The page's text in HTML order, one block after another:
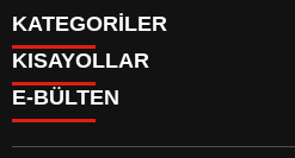
KATEGORİLER
GÜNDEM
SİYASET
KISAYOLLAR
GÜNDEM
SİYASET
E-BÜLTEN